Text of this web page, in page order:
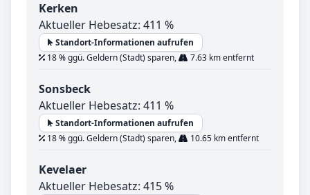
Kerken
Aktueller Hebesatz: 411 %
Standort-Informationen aufrufen
18 % ggü. Geldern (Stadt) sparen,
7.63 km entfernt
Sonsbeck
Aktueller Hebesatz: 411 %
Standort-Informationen aufrufen
18 % ggü. Geldern (Stadt) sparen,
10.65 km entfernt
Kevelaer
Aktueller Hebesatz: 415 %